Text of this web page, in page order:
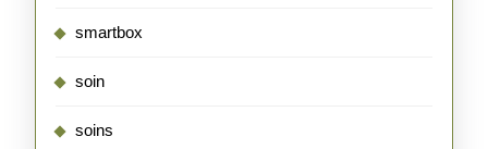
smartbox
soin
soins